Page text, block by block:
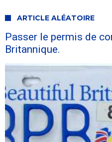
ARTICLE ALÉATOIRE
Passer le permis de
Britannique.